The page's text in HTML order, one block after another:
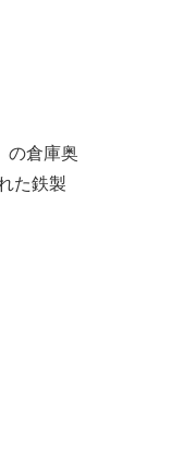
の倉庫奥
た鉄製